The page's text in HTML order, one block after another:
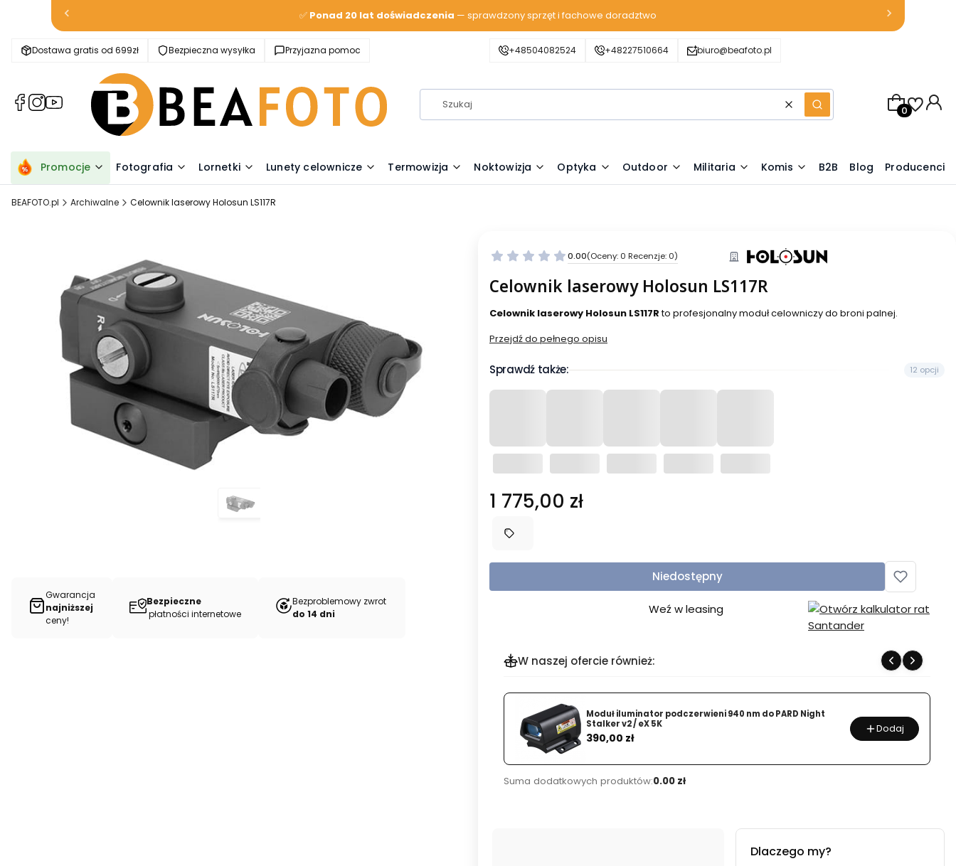
✅ Ponad 20 lat doświadczenia — sprawdzony sprzęt i fachowe doradztwo
Dostawa gratis od 699zł Bezpieczna wysyłka Przyjazna pomoc +48504082524 +48227510664 biuro@beafoto.pl
(Otwiera
karcie)
(Otwiera
karcie)
(Otwiera
karcie)
WyczyśćSzukaj
Produkty w
Promocje Fotografia Lornetki Lunety celownicze Termowizja Noktowizja Optyka Outdoor Militaria Komis B2B Blog Producenci
BEAFOTO.pl Archiwalne Celownik laserowy Holosun LS117R
Gwarancja
najniższej
ceny!
Bezpieczne
płatności internetowe
Bezproblemowy zwrot
do 14 dni
0.00(Oceny: 0 Recenzje: 0)
Celownik laserowy Holosun LS117R
Celownik laserowy Holosun LS117Rto profesjonalny moduł celowniczy do broni palnej.
Przejdź do pełnego opisu
Sprawdź także: 12 opcji
Cena
1 775,00 zł
Niedostępny
Weź w leasing
W naszej ofercie również:
Moduł iluminator podczerwieni 940 nm do PARD Night
Stalker v2 / eX 5K
Cena
390,00 zł
Dodaj
Suma dodatkowych produktów:0.00 zł
Dlaczego my?